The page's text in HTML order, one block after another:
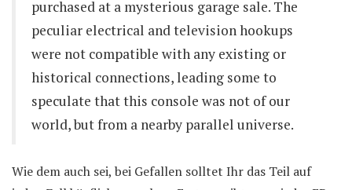
purchased at a mysterious garage sale. The
peculiar electrical and television hookups
were not compatible with any existing or
historical connections, leading some to
speculate that this console was not of our
world, but from a nearby parallel universe.
Wie dem auch sei, bei Gefallen solltet Ihr das Teil auf